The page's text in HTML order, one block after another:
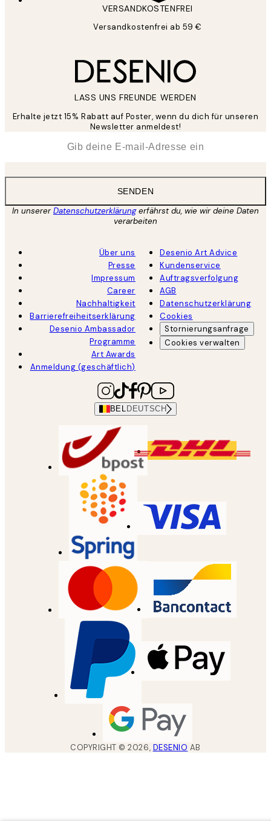
VERSANDKOSTENFREI
Versandkostenfrei ab 59 €
LASS UNS FREUNDE WERDEN
Erhalte jetzt 15% Rabatt auf Poster, wenn du dich für unseren
Newsletter anmeldest!
SENDEN
In unsererDatenschutzerklärungerfährst du, wie wir deine Daten
verarbeiten
Über uns
Presse
Impressum
Career
Nachhaltigkeit
Barrierefreiheitserklärung
Desenio Ambassador
Programme
Art Awards
Anmeldung (geschäftlich)
Desenio Art Advice
Kundenservice
Auftragsverfolgung
AGB
Datenschutzerklärung
Cookies
Stornierungsanfrage
Cookies verwalten
BEL DEUTSCH
COPYRIGHT ©2026, DESENIO AB